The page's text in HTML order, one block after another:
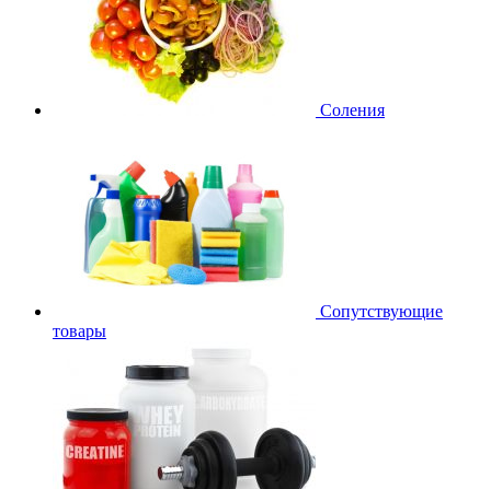
Соления
Сопутствующие
товары